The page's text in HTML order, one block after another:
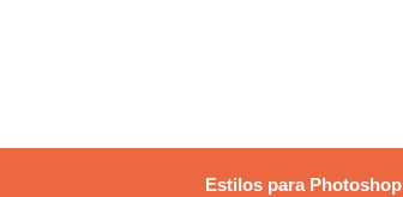
Estilos para Photoshop